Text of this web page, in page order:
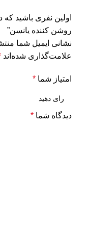
اولین نفری باشید که
روشن کننده یانسن”
نشانی ایمیل شما
علامت‌گذاری شده‌اند
امتیاز شما *
دیدگاه شما *